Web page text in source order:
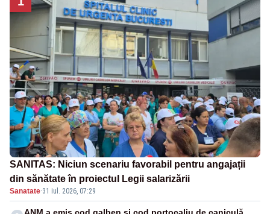
SANITAS: Niciun scenariu favorabil pentru angajații
din sănătate în proiectul Legii salarizării
Sanatate·31 iul. 2026, 07:29